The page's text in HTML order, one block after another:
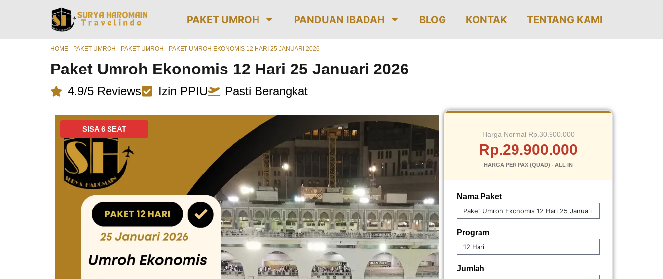
PAKET UMROH PANDUAN IBADAH BLOG KONTAK TENTANG KAMI
HOME - PAKET UMROH - PAKET UMROH - PAKET UMROH EKONOMIS 12 HARI 25 JANUARI 2026
Paket Umroh Ekonomis 12 Hari 25 Januari 2026
4.9/5 Reviews Izin PPIU Pasti Berangkat
SISA 6 SEAT
Harga Normal Rp.30.900.000
Rp.29.900.000
HARGA PER PAX (QUAD) - ALL IN
Nama Paket
Program
Jumlah